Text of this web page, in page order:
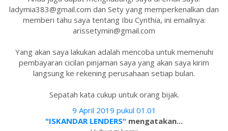
ladymia383@gmail.com dan Sety yang memperkenalkan dan
memberi tahu saya tentang Ibu Cynthia, ini emailnya:
arissetymin@gmail.com
Yang akan saya lakukan adalah mencoba untuk memenuhi
pembayaran cicilan pinjaman saya yang akan saya kirim
langsung ke rekening perusahaan setiap bulan.
Sepatah kata cukup untuk orang bijak.
9 April 2019 pukul 01.01
"ISKANDAR LENDERS" mengatakan...